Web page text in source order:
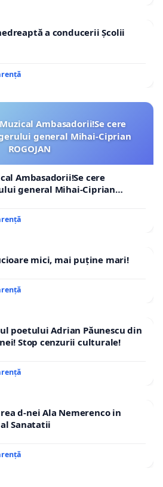
a conducerii Școlii
Ambasadorii!Se cere
general Mihai-Ciprian
ROGOJAN
Ambasadorii!Se cere
general Mihai-Ciprian
mici, mai puține mari!
poetului Adrian Păunescu din
Stop cenzurii culturale!
d-nei Ala Nemerenco in
Sanatatii